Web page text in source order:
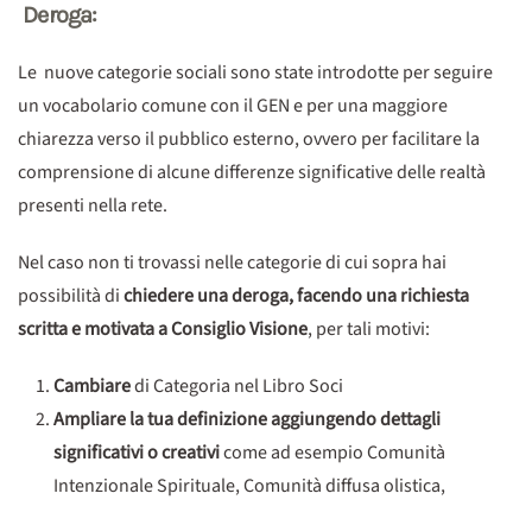
Deroga:
Le nuove categorie sociali sono state introdotte per seguire
un vocabolario comune con il GEN e per una maggiore
chiarezza verso il pubblico esterno, ovvero per facilitare la
comprensione di alcune differenze significative delle realtà
presenti nella rete.
Nel caso non ti trovassi nelle categorie di cui sopra hai
possibilità dichiedere una deroga, facendo una richiesta
scritta e motivata a Consiglio Visione, per tali motivi:
Cambiaredi Categoria nel Libro Soci
Ampliare la tua definizione aggiungendo dettagli
significativi o creativicome ad esempio Comunità
Intenzionale Spirituale, Comunità diffusa olistica,